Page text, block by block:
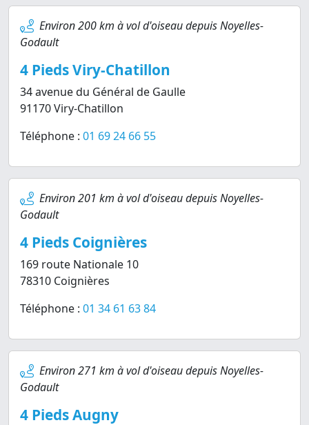
Environ 200 km à vol d'oiseau depuis Noyelles-
Godault
4 Pieds Viry-Chatillon
34 avenue du Général de Gaulle
91170 Viry-Chatillon
Téléphone : 01 69 24 66 55
Environ 201 km à vol d'oiseau depuis Noyelles-
Godault
4 Pieds Coignières
169 route Nationale 10
78310 Coignières
Téléphone : 01 34 61 63 84
Environ 271 km à vol d'oiseau depuis Noyelles-
Godault
4 Pieds Augny